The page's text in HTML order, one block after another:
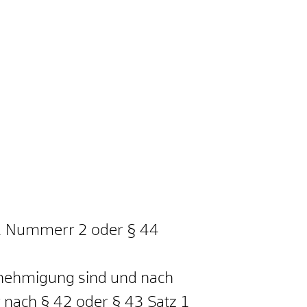
Nummerr 2 oder § 44
sind und nach
§ 42 oder § 43 Satz 1